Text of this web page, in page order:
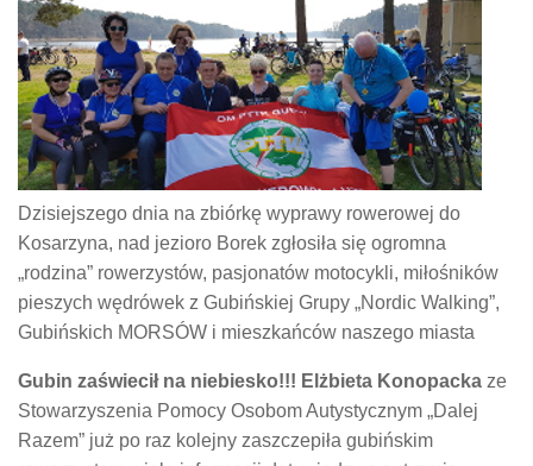
Dzisiejszego dnia na zbiórkę wyprawy rowerowej do
Kosarzyna, nad jezioro Borek zgłosiła się ogromna
„rodzina” rowerzystów, pasjonatów motocykli, miłośników
pieszych wędrówek z Gubińskiej Grupy „Nordic Walking”,
Gubińskich MORSÓW i mieszkańców naszego miasta
Gubin zaświecił na niebiesko!!! Elżbieta Konopacka ze
Stowarzyszenia Pomocy Osobom Autystycznym „Dalej
Razem” już po raz kolejny zaszczepiła gubińskim